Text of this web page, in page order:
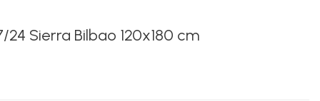
Sierra Bilbao 120x180 cm